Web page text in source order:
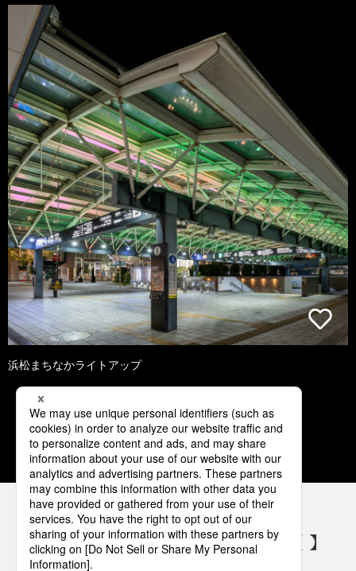
浜松まちなかライトアップ
1 2 3 4 5
パナソニックの電気設備 SNSアカウント